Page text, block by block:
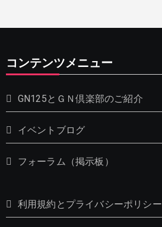
コンテンツメニュー
GN125とＧＮ倶楽部のご紹介
イベントブログ
フォーラム（掲示板）
利用規約とプライバシーポリシー